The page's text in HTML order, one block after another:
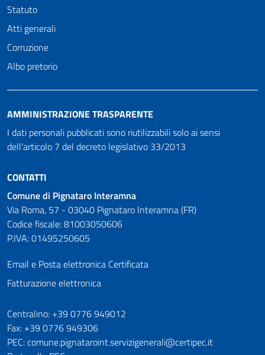
Statuto
Atti generali
Corruzione
Albo pretorio
AMMINISTRAZIONE TRASPARENTE
I dati personali pubblicati sono riutilizzabili solo ai sensi
dell'articolo 7 del decreto legislativo 33/2013
CONTATTI
Comune di Pignataro Interamna
Via Roma, 57 - 03040 Pignataro Interamna (FR)
Codice fiscale: 81003050606
P.IVA: 01495250605
Email e Posta elettronica Certificata
Fatturazione elettronica
Numeri utili
Centralino: +39 0776 949012
Fax: +39 0776 949306
PEC: comune.pignataroint.servizigenerali@certipec.it